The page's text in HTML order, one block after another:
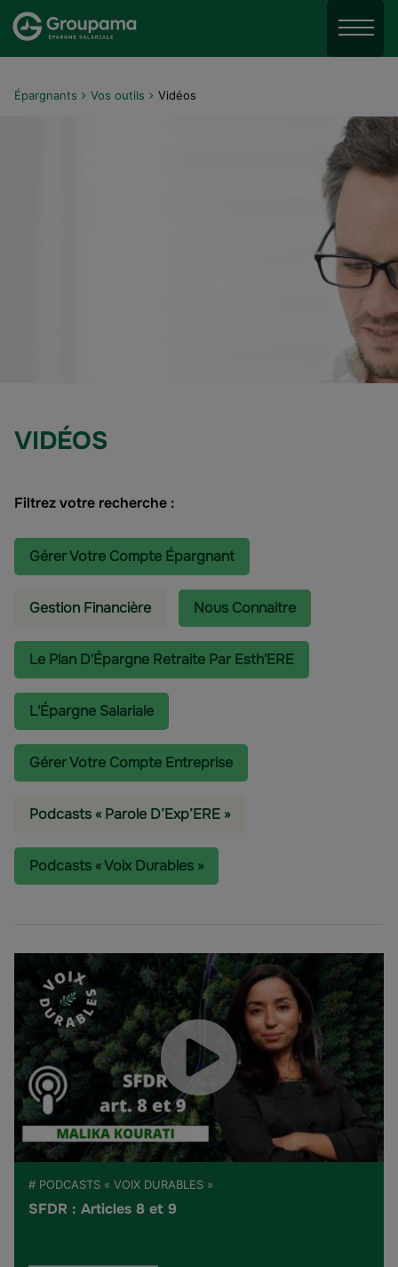
Aller au menu
Aller au contenu
Menu
Épargnants Vos outils Vidéos
VIDÉOS
Filtrez votre recherche :
Gérer Votre Compte Épargnant
Gestion Financière Nous Connaitre
Le Plan D'Épargne Retraite Par Esth'ERE
L'épargne Salariale
Gérer Votre Compte Entreprise
Podcasts « Parole D’Exp’ERE »
Podcasts « Voix Durables »
# PODCASTS « VOIX DURABLES »
SFDR : Articles 8 et 9